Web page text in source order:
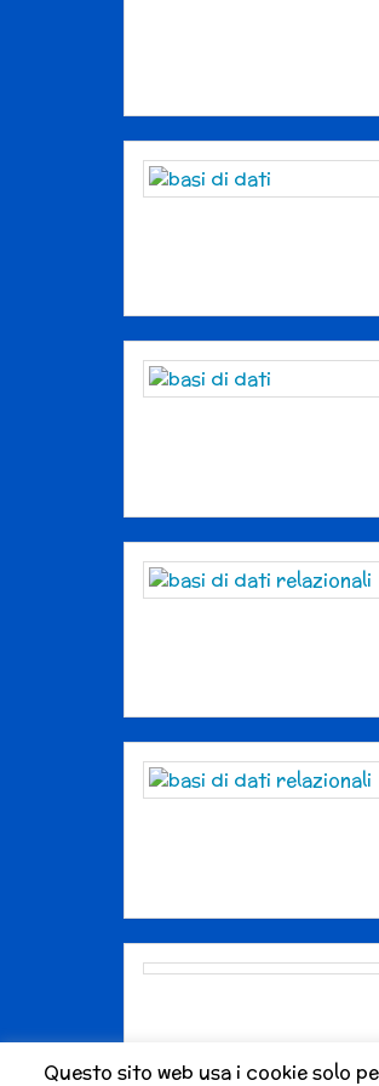
Questo sito web usa i cookie solo